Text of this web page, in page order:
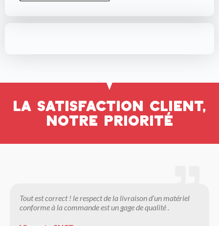
La satisfaction client,
notre priorité
Tout est correct ! le respect de la livraison d’un matériel
conforme à la commande est un gage de qualité .